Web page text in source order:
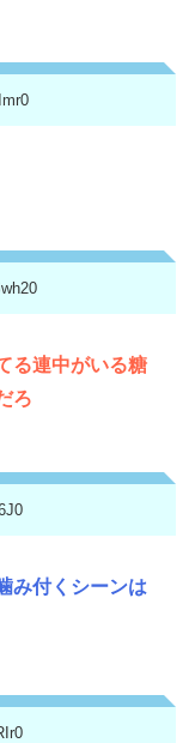
る連中がいる糖
ろ
み付くシーンは